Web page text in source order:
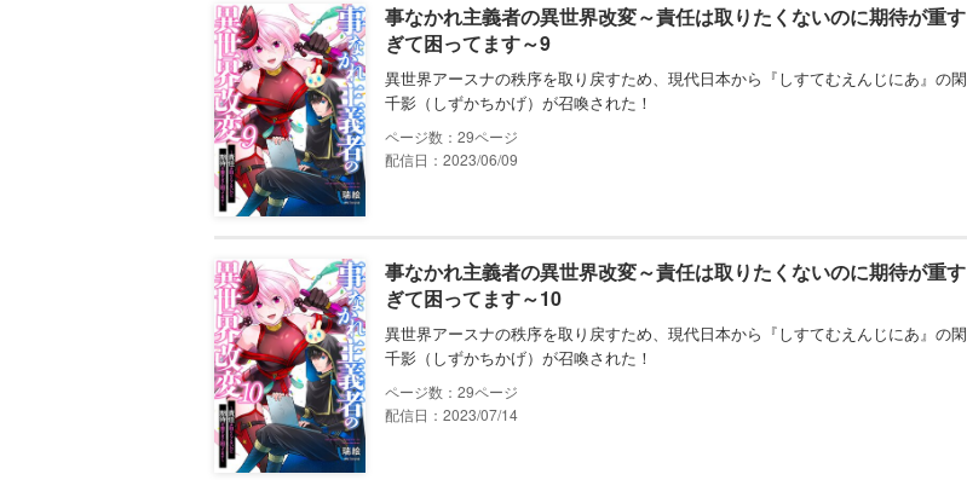
事なかれ主義者の異世界改変～責任は取りたくないのに期待が重す
ぎて困ってます～9
異世界アースナの秩序を取り戻すため、現代日本から『しすてむえんじにあ』の閑
千影（しずかちかげ）が召喚された！
29
配信日：2023/06/09
事なかれ主義者の異世界改変～責任は取りたくないのに期待が重す
ぎて困ってます～10
異世界アースナの秩序を取り戻すため、現代日本から『しすてむえんじにあ』の閑
千影（しずかちかげ）が召喚された！
29
配信日：2023/07/14